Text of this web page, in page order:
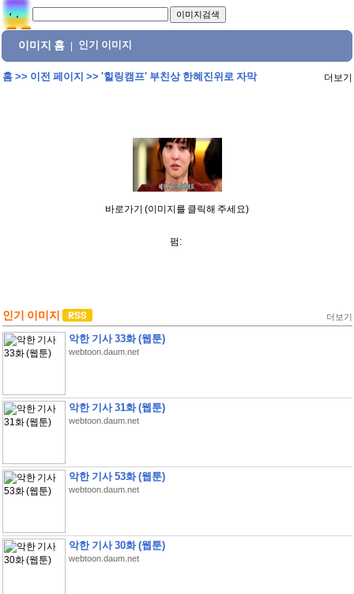
이미지 홈 인기 이미지
홈>> 이전 페이지 >> '힐링캠프' 부친상 한혜진위로 자막 더보기
바로가기 (이미지를 클릭해 주세요)
펌:
인기 이미지 더보기
악한 기사 33화 (웹툰)
webtoon.daum.net
악한 기사 31화 (웹툰)
webtoon.daum.net
악한 기사 53화 (웹툰)
webtoon.daum.net
악한 기사 30화 (웹툰)
webtoon.daum.net